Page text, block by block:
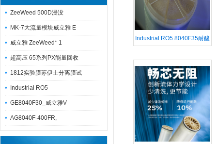
ZeeWeed 500D浸没
MK-7大流量模块威立雅 E
威立雅 ZeeWeed* 1
超高压 65系列PX能量回收
1812实验膜苏伊士分离膜试
Industrial RO5
GE8040F30_威立雅V
AG8040F-400FR,
Industrial RO5 8040F35耐酸